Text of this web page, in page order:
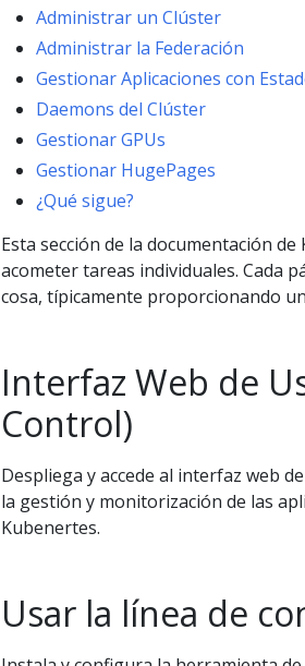
Administrar un Clúster
Administrar la Federación
Gestionar Aplicaciones con
Daemons del Clúster
Gestionar GPUs
Gestionar HugePages
¿Qué sigue?
Esta sección de la documentación
acometer tareas individuales. Cada
cosa, típicamente proporcionando
Interfaz Web de
Control)
Despliega y accede al interfaz web
la gestión y monitorización de las
Kubenertes.
Usar la línea de